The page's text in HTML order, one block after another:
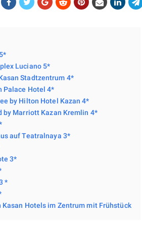
Luciano 5*
Stadtzentrum 4*
Palace Hotel 4*
by Hilton Hotel Kazan 4*
by Marriott Kazan Kremlin 4*
auf Teatralnaya 3*
3*
*
Kasan Hotels im Zentrum mit Frühstück